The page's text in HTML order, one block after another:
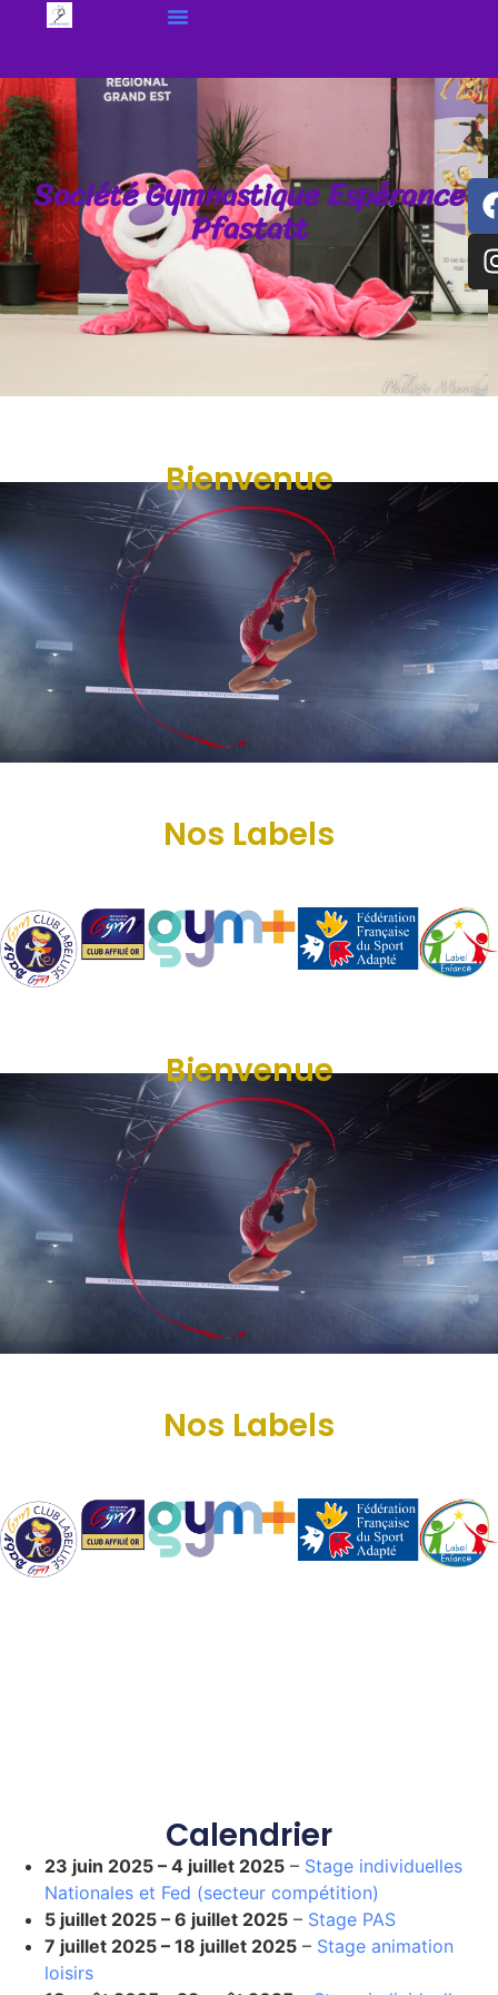
Société Gymnastique Espérance
Pfastatt
Bienvenue
Nos Labels
Bienvenue
Nos Labels
Calendrier
23 juin 2025 – 4 juillet 2025 – Stage individuelles
Nationales et Fed (secteur compétition)
5 juillet 2025 – 6 juillet 2025 – Stage PAS
7 juillet 2025 – 18 juillet 2025 – Stage animation
loisirs